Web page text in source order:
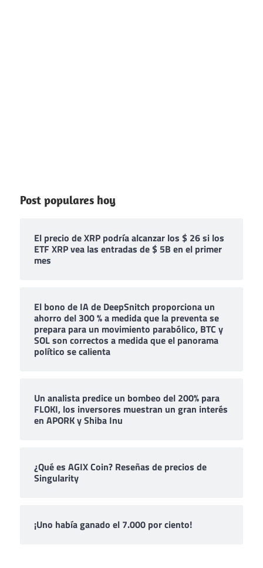
Post populares hoy
El precio de XRP podría alcanzar los $ 26 si los
ETF XRP vea las entradas de $ 5B en el primer
mes
El bono de IA de DeepSnitch proporciona un
ahorro del 300 % a medida que la preventa se
prepara para un movimiento parabólico, BTC y
SOL son correctos a medida que el panorama
político se calienta
Un analista predice un bombeo del 200% para
FLOKI, los inversores muestran un gran interés
en APORK y Shiba Inu
¿Qué es AGIX Coin? Reseñas de precios de
Singularity
¡Uno había ganado el 7.000 por ciento!